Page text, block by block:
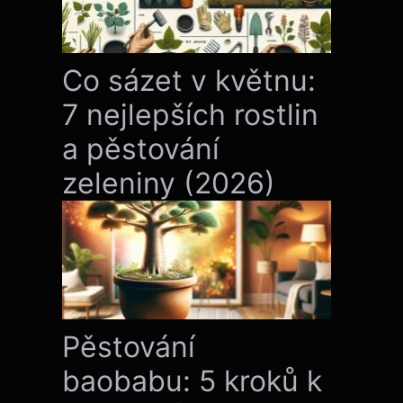
Co sázet v květnu:
7 nejlepších rostlin
a pěstování
zeleniny (2026)
Pěstování
baobabu: 5 kroků k